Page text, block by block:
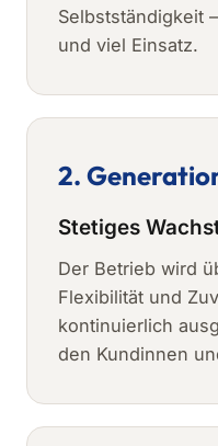
Selbstständigkeit
und viel Einsatz.
2.
Stetiges
Der Betrieb wird
Flexibilität und
kontinuierlich
den Kundinnen